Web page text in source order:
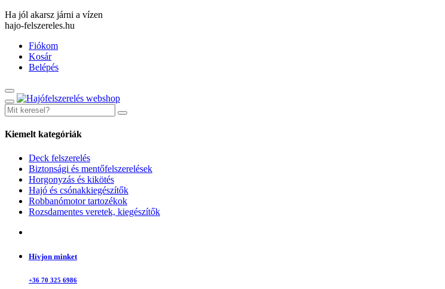
Ha jól akarsz járni a vízen
hajo-felszereles.hu
Fiókom
Kosár
Belépés
Kiemelt kategóriák
Deck felszerelés
Biztonsági és mentőfelszerelések
Horgonyzás és kikötés
Hajó és csónakkiegészítők
Robbanómotor tartozékok
Rozsdamentes veretek, kiegészítők
Hívjon minket
+36 70 325 6986